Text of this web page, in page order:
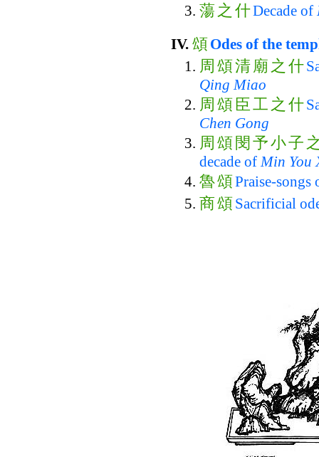
蕩 之 什Decade of
IV. 頌Odes of the
周 頌清 廟 之 什
Qing Miao
周 頌 臣工 之 什
Chen Gong
周 頌 閔 予小子
decade of Min You
魯頌Praise-songs
商頌Sacrificial